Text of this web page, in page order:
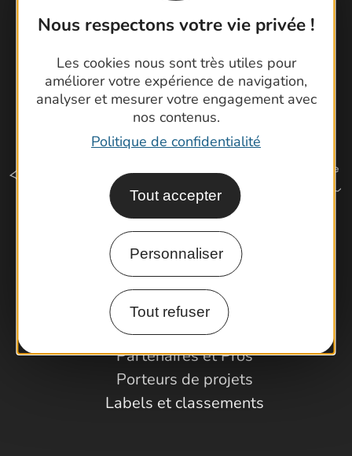
Nous respectons votre vie privée !
Les cookies nous sont très utiles pour
améliorer votre expérience de navigation,
analyser et mesurer votre engagement avec
nos contenus.
Politique de confidentialité
Tout accepter
Personnaliser
Tout refuser
Comment venir ?
Espace Pro
Observatoire
Partenaires et Pros
Porteurs de projets
Labels et classements